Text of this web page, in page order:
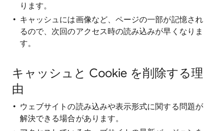
ります。
キャッシュには画像など、ページの一部が記憶され
るので、次回のアクセス時の読み込みが早くなりま
す。
キャッシュと Cookie を削除する理
由
ウェブサイトの読み込みや表示形式に関する問題が
解決できる場合があります。